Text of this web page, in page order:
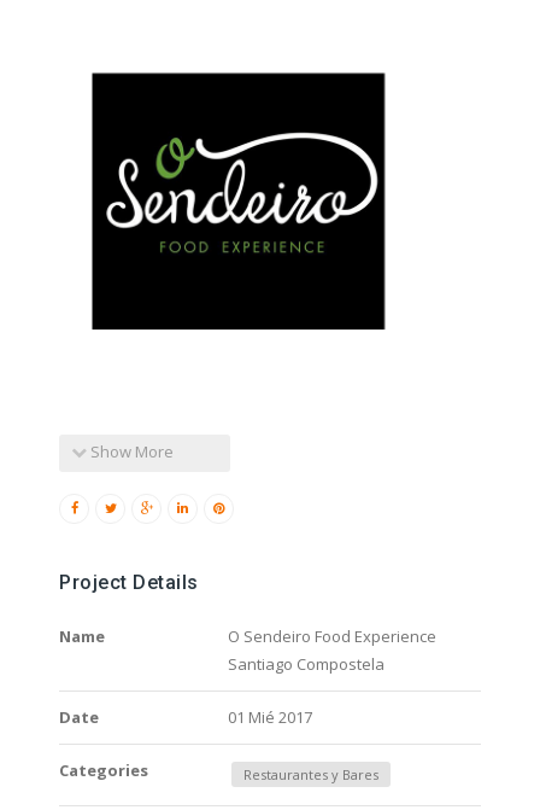
Show More
Project Details
Name
O Sendeiro Food Experience
Santiago Compostela
Date 01 Mié 2017
Categories Restaurantes y Bares